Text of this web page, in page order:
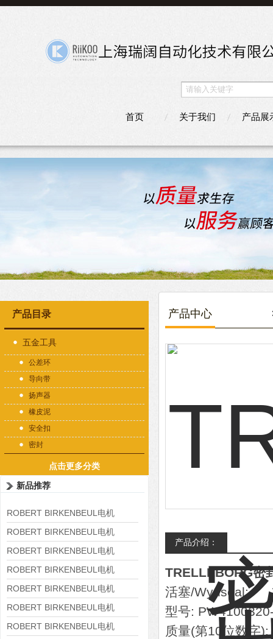
首页 关于我们 产品展
产品目录
五金工具
公差环
导向带
扬声器
橡皮泥
安全扣
密封
点击更多分类
新品推荐
ROBERT BIRKENBEUL电机
8APE225M-4-IE3
ROBERT BIRKENBEUL电机
8APE180L-4 IE3
ROBERT BIRKENBEUL电机
8APE160M-6 IE3
ROBERT BIRKENBEUL电机
8APE160L-4-IE3
ROBERT BIRKENBEUL电机
8APE112M-6K-IE3
ROBERT BIRKENBEUL电机
8APE100L-2 IE3
ROBERT BIRKENBEUL电机
产品中心
产品介绍：
TRELLEBORG密
活塞/Wynseal:
型号:
质量(第10位数字):